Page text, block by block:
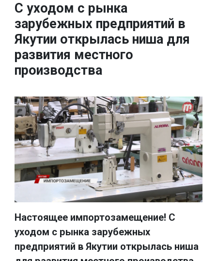
С уходом с рынка
зарубежных предприятий в
Якутии открылась ниша для
развития местного
производства
Настоящее импортозамещение! С
уходом с рынка зарубежных
предприятий в Якутии открылась ниша